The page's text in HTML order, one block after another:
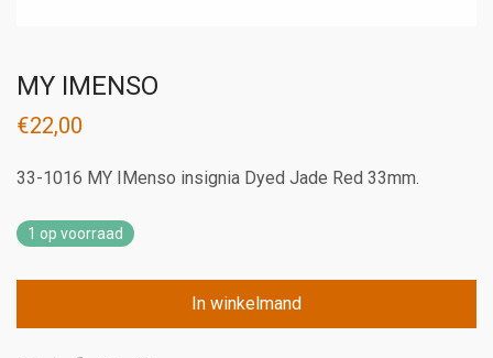
MY IMENSO
€22,00
33-1016 MY IMenso insignia Dyed Jade Red 33mm.
1 op voorraad
In winkelmand